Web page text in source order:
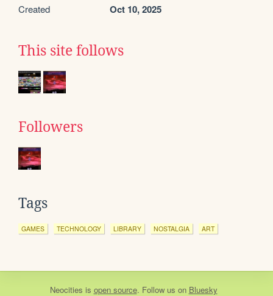
Created Oct 10, 2025
This site follows
Followers
Tags
GAMES TECHNOLOGY LIBRARY NOSTALGIA ART
Neocities is open source. Follow us on Bluesky